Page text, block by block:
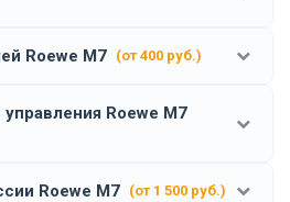
Roewe M7 (от 400 руб.)
Roewe M7
Roewe M7 (от 1 500 руб.)